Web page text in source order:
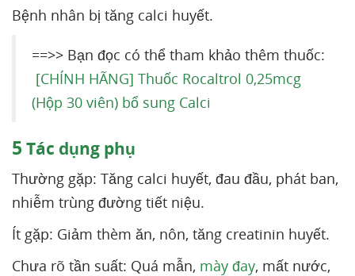
Bệnh nhân bị tăng calci huyết.
==>> Bạn đọc có thể tham khảo thêm thuốc:
[CHÍNH HÃNG] Thuốc Rocaltrol 0,25mcg
(Hộp 30 viên) bổ sung Calci
5 Tác dụng phụ
Thường gặp: Tăng calci huyết, đau đầu, phát ban,
nhiễm trùng đường tiết niệu.
Ít gặp: Giảm thèm ăn, nôn, tăng creatinin huyết.
Chưa rõ tần suất: Quá mẫn, mày đay, mất nước,